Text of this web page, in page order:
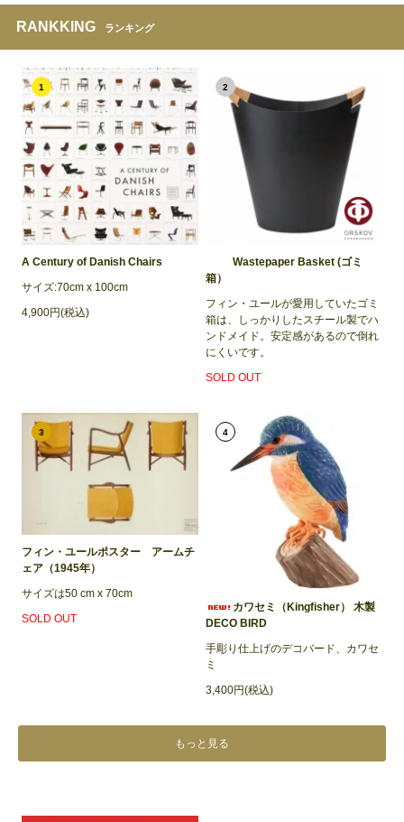
RANKKING ランキング
1
A Century of Danish Chairs
サイズ:70cm x 100cm
4,900円(税込)
2
Wastepaper Basket (ゴミ
箱）
フィン・ユールが愛用していたゴミ
箱は、しっかりしたスチール製でハ
ンドメイド。安定感があるので倒れ
にくいです。
SOLD OUT
3
フィン・ユールポスター アームチ
ェア（1945年）
サイズは50 cm x 70cm
SOLD OUT
4
カワセミ（Kingfisher） 木製
DECO BIRD
手彫り仕上げのデコバード、カワセ
ミ
3,400円(税込)
もっと見る